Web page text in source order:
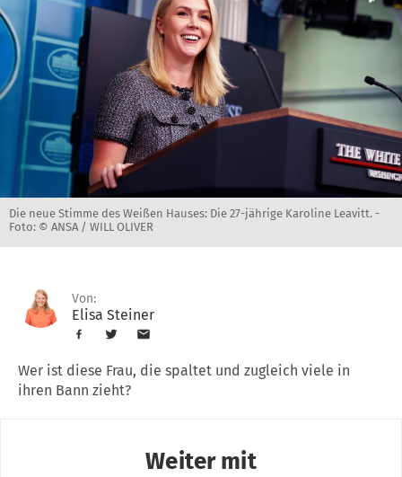
Die neue Stimme des Weißen Hauses: Die 27-jährige Karoline Leavitt. -
Foto: © ANSA / WILL OLIVER
Von:
Elisa Steiner
Wer ist diese Frau, die spaltet und zugleich viele in
ihren Bann zieht?